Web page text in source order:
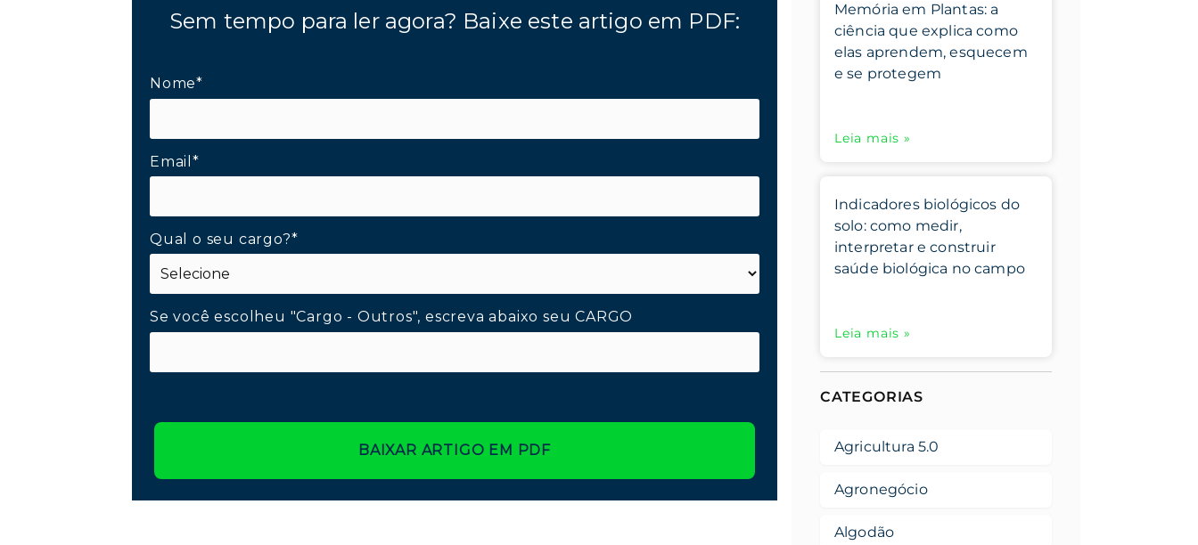
Sem tempo para ler agora? Baixe este artigo em PDF:
Nome*
Email*
Qual o seu cargo?*
Se você escolheu "Cargo - Outros", escreva abaixo seu CARGO
BAIXAR ARTIGO EM PDF
Memória em Plantas: a
ciência que explica como
elas aprendem, esquecem
e se protegem
Leia mais »
Indicadores biológicos do
solo: como medir,
interpretar e construir
saúde biológica no campo
Leia mais »
CATEGORIAS
Agricultura 5.0
Agronegócio
Algodão